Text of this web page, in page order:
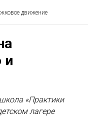
движение
и
«Практики
лагере